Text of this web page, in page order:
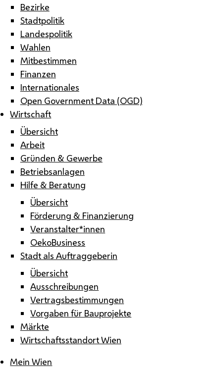
Bezirke
Stadtpolitik
Landespolitik
Wahlen
Mitbestimmen
Finanzen
Internationales
Open Government Data (OGD)
Wirtschaft
Übersicht
Arbeit
Gründen & Gewerbe
Betriebsanlagen
Hilfe & Beratung
Übersicht
Förderung & Finanzierung
Veranstalter*innen
OekoBusiness
Stadt als Auftraggeberin
Übersicht
Ausschreibungen
Vertragsbestimmungen
Vorgaben für Bauprojekte
Märkte
Wirtschaftsstandort Wien
Mein Wien